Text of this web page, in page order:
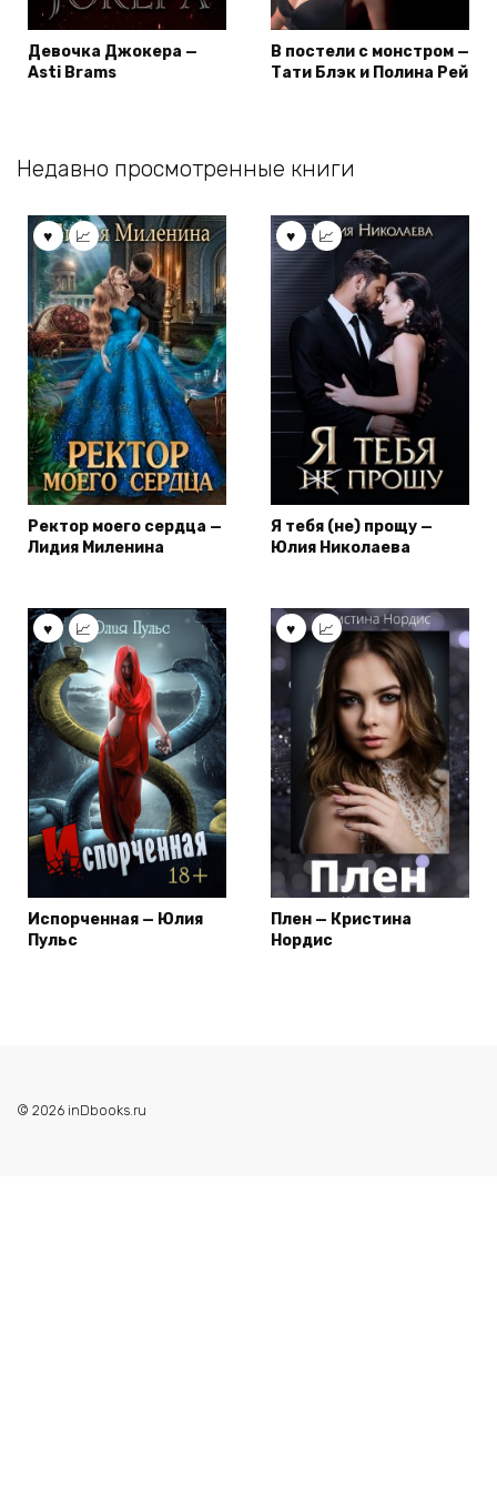
Девочка Джокера —
Asti Brams
В постели с монстром —
Тати Блэк и Полина Рей
Недавно просмотренные книги
Ректор моего сердца —
Лидия Миленина
Я тебя (не) прощу —
Юлия Николаева
Испорченная — Юлия
Пульс
Плен — Кристина
Нордис
© 2026 inDbooks.ru